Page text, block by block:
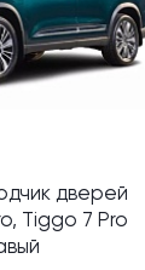
дверей
Tiggo 7 Pro